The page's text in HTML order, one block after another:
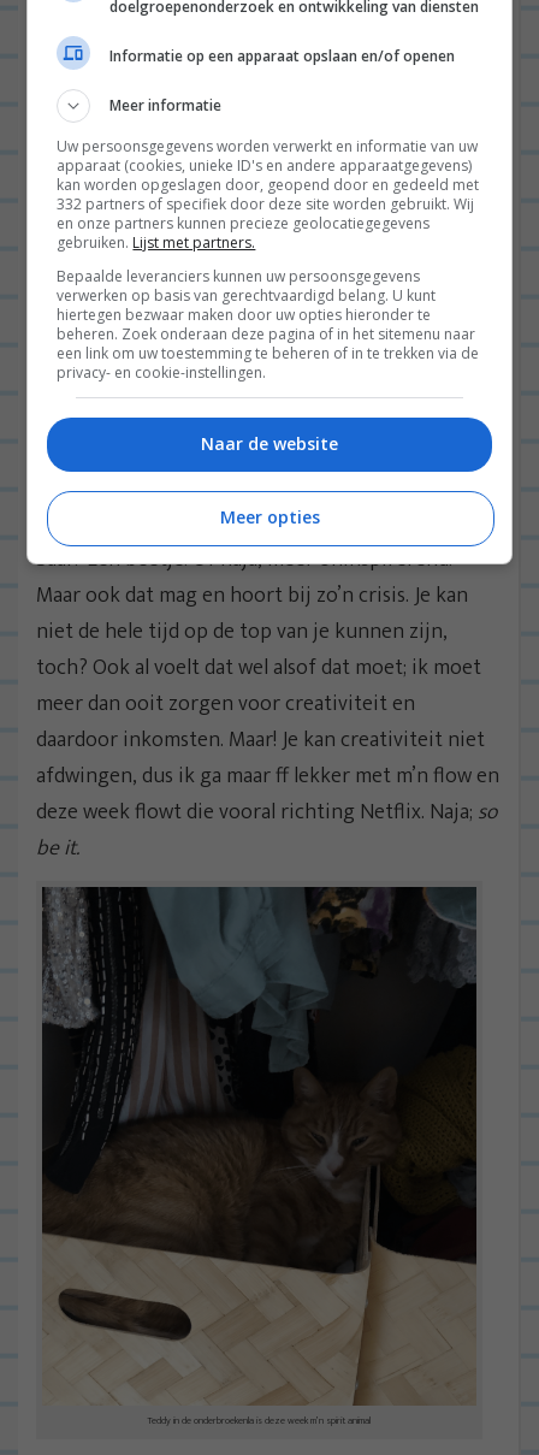
Daarna hadden Jan en ik de eerste avond samen op
de bank deze week. We bespraken een Secret
Project met elkaar en daarna was het tijd voor
chillen. Expeditie Robinson aan en gáán!
En dat waren alweer mijn woensdag en donderdag.
Saai? Een beetje. Of naja, meer oninspirerend.
Maar ook dat mag en hoort bij zo’n crisis. Je kan
niet de hele tijd op de top van je kunnen zijn,
toch? Ook al voelt dat wel alsof dat moet; ik moet
meer dan ooit zorgen voor creativiteit en
daardoor inkomsten. Maar! Je kan creativiteit niet
afdwingen, dus ik ga maar ff lekker met m’n flow en
deze week flowt die vooral richting Netflix. Naja; so
be it.
Teddy in de onderbroekenla is deze week m’n spirit animal
doelgroepenonderzoek en ontwikkeling van diensten
Informatie op een apparaat opslaan en/of openen
Meer informatie
Uw persoonsgegevens worden verwerkt en informatie van uw
apparaat (cookies, unieke ID's en andere apparaatgegevens)
kan worden opgeslagen door, geopend door en gedeeld met
332 partners of specifiek door deze site worden gebruikt. Wij
en onze partners kunnen precieze geolocatiegegevens
gebruiken. Lijst met partners.
Bepaalde leveranciers kunnen uw persoonsgegevens
verwerken op basis van gerechtvaardigd belang. U kunt
hiertegen bezwaar maken door uw opties hieronder te
beheren. Zoek onderaan deze pagina of in het sitemenu naar
een link om uw toestemming te beheren of in te trekken via de
privacy- en cookie-instellingen.
Naar de website
Meer opties